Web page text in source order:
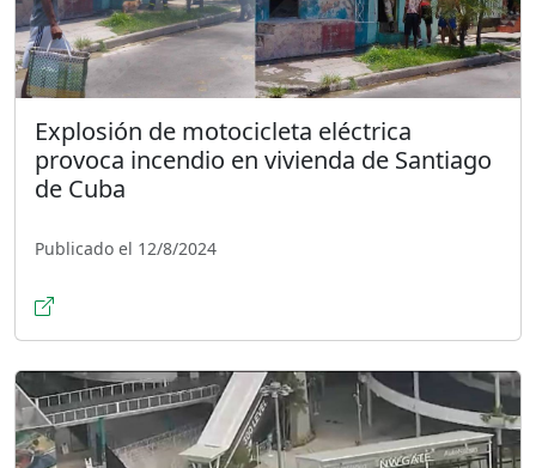
Explosión de motocicleta eléctrica
provoca incendio en vivienda de Santiago
de Cuba
Publicado el 12/8/2024